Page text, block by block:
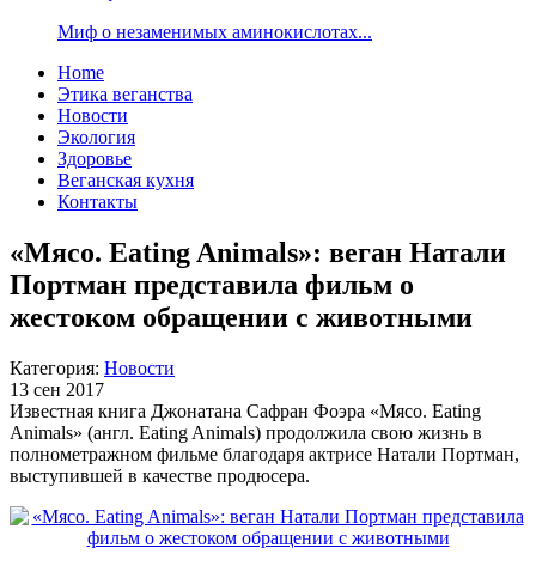
Миф о незаменимых аминокислотах...
Home
Этика веганства
Новости
Экология
Здоровье
Веганская кухня
Контакты
«Мясо. Eating Animals»: веган Натали
Портман представила фильм о
жестоком обращении с животными
Категория: Новости
13 сен 2017
Известная книга Джонатана Сафран Фоэра «Мясо. Eating
Animals» (англ. Eating Animals) продолжила свою жизнь в
полнометражном фильме благодаря актрисе Натали Портман,
выступившей в качестве продюсера.